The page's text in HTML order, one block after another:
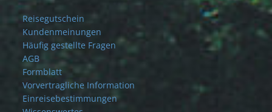
Reisegutschein
Kundenmeinungen
Häufig gestellte Fragen
AGB
Formblatt
Vorvertragliche Information
Einreisebestimmungen